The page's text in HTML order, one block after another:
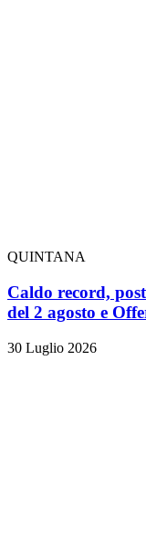
QUINTANA
Caldo record,
del 2 agosto e
30 Luglio 2026